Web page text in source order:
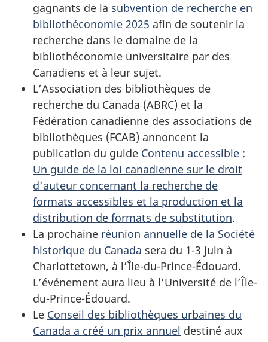
gagnants de la subvention de recherche en
bibliothéconomie 2025 afin de soutenir la
recherche dans le domaine de la
bibliothéconomie universitaire par des
Canadiens et à leur sujet.
L’Association des bibliothèques de
recherche du Canada (ABRC) et la
Fédération canadienne des associations de
bibliothèques (FCAB) annoncent la
publication du guide Contenu accessible :
Un guide de la loi canadienne sur le droit
d’auteur concernant la recherche de
formats accessibles et la production et la
distribution de formats de substitution.
La prochaine réunion annuelle de la Société
historique du Canada sera du 1-3 juin à
Charlottetown, à l’Île-du-Prince-Édouard.
L’événement aura lieu à l’Université de l’Île-
du-Prince-Édouard.
Le Conseil des bibliothèques urbaines du
Canada a créé un prix annuel destiné aux